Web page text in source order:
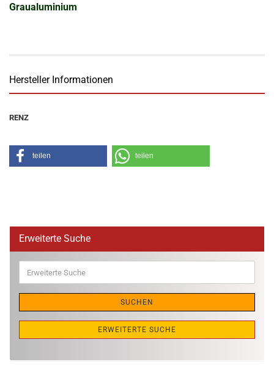
Graualuminium
Hersteller Informationen
RENZ
teilen teilen
Erweiterte Suche
Suche
SUCHEN
ERWEITERTE SUCHE